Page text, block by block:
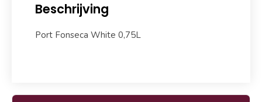
Beschrijving
Port Fonseca White 0,75L